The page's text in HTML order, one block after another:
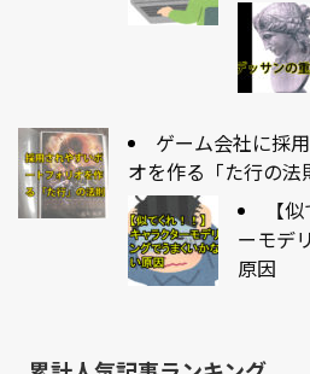
ゲーム会社に採
オを作る「た行の法
【
ーモデ
原因